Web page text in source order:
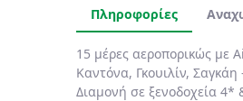
Πληροφορίες
15 μέρες αεροπορικώς με
Καντόνα, Γκουιλίν,
Διαμονή σε ξενοδοχεία